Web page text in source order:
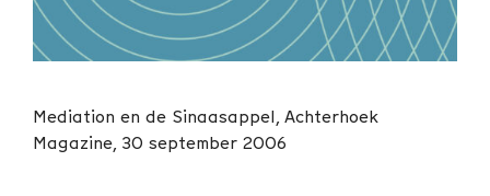
Mediation en de Sinaasappel, Achterhoek
Magazine, 30 september 2006